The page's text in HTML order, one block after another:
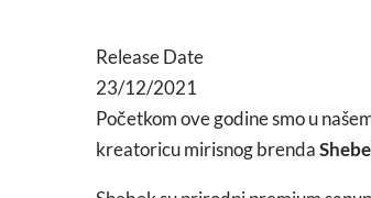
Release Date
23/12/2021
Početkom ove godine smo u
kreatoricu mirisnog brenda